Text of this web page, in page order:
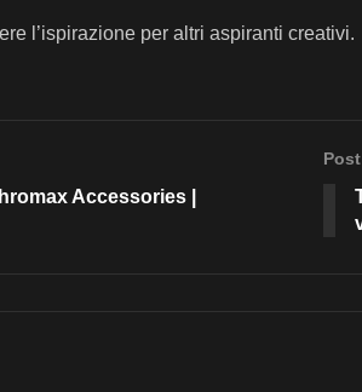
l’ispirazione per altri aspiranti creativi.
Accessories |